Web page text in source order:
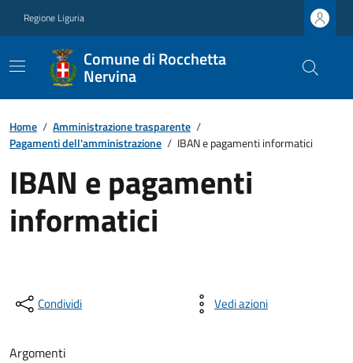
Regione Liguria
Comune di Rocchetta
Nervina
Home / Amministrazione trasparente /
Pagamenti dell'amministrazione / IBAN e pagamenti informatici
IBAN e pagamenti
informatici
Condividi Vedi azioni
Argomenti